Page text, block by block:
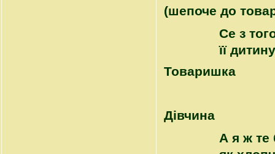
(шепоче до
Се з
її
Товаришка
Дівчина
А я ж те